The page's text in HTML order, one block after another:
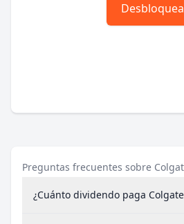
Preguntas frecuentes sobre
¿Cuánto dividendo paga